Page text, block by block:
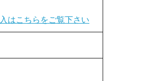
はこちらをご覧下さい